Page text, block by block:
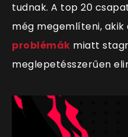
tudnak. A top 20
még megemlíteni, akik
problémák miatt
meglepetésszerűen